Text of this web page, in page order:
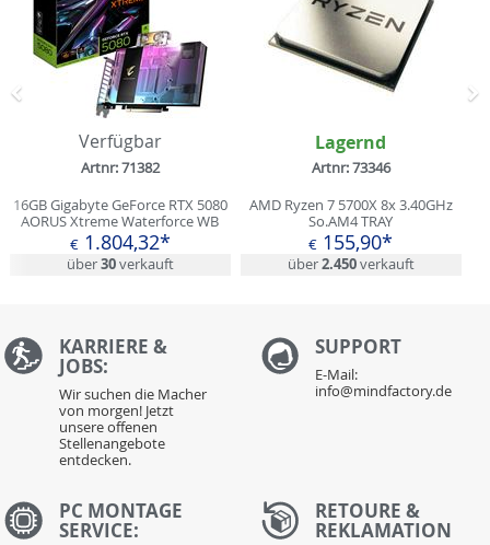
Verfügbar
Artnr: 71382
16GB Gigabyte GeForce RTX 5080
AORUS Xtreme Waterforce WB
Aktiv PCIe 5.0 x16 1xHDMI 2.1b /
3xDisplayPort 2.1b (Retail)
€1.804,32*
über30verkauft
Lagernd
Artnr: 73346
AMD Ryzen 7 5700X 8x 3.40GHz
So.AM4 TRAY
€ 155,90*
über2.450verkauft
Zurück
KARRIERE &
JOBS:
Wir suchen die Macher
von morgen! Jetzt
unsere offenen
Stellenangebote
entdecken.
SUPPORT
E-Mail:
info@mindfactory.de
PC MONTAGE
SERVICE:
RETOURE &
REKLAMATION